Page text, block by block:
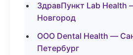
ЗдравПункт Lab Health
Новгород
ООО Dental Health —
Петербург